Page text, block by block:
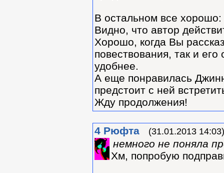
В остальном все хорошо:
Видно, что автор
Хорошо, когда Вы
повествования, так и
удобнее.
А еще понравилась
предстоит с ней
Жду продолжения!
4 Рюфта (31.01.2013 14:03)
немного не поняла
Хм, попробую